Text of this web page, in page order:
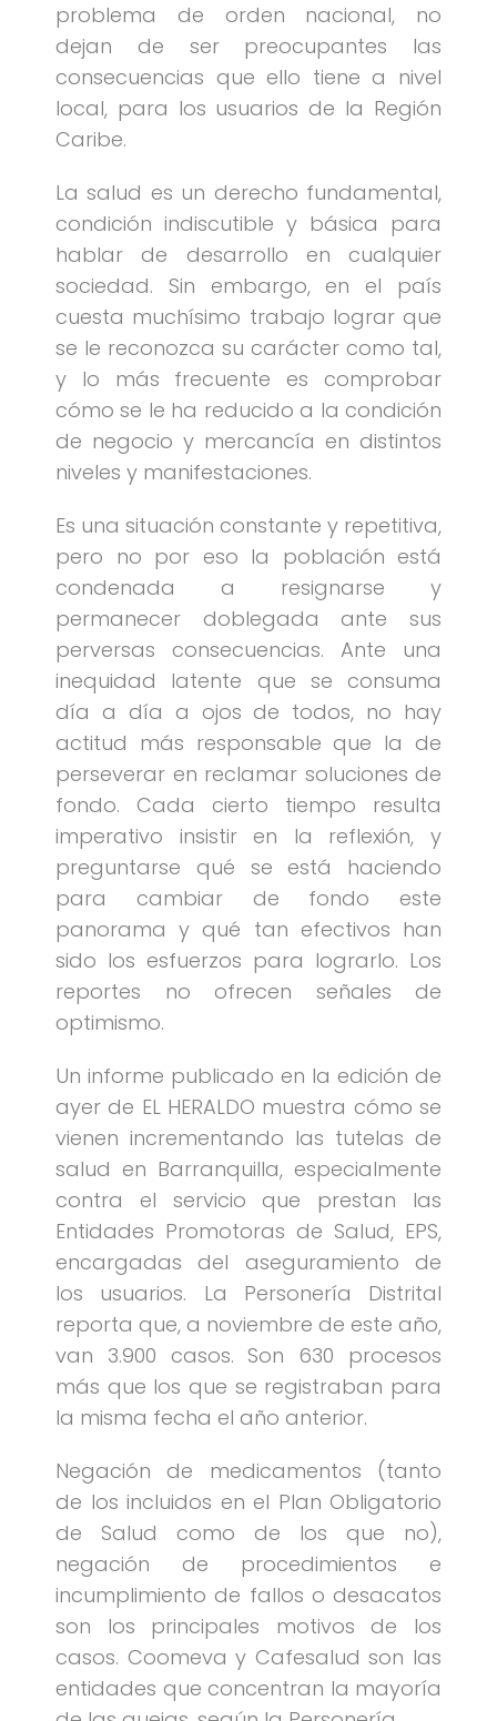
problema de orden nacional, no
dejan de ser preocupantes las
consecuencias que ello tiene a nivel
local, para los usuarios de la Región
Caribe.
La salud es un derecho fundamental,
condición indiscutible y básica para
hablar de desarrollo en cualquier
sociedad. Sin embargo, en el país
cuesta muchísimo trabajo lograr que
se le reconozca su carácter como tal,
y lo más frecuente es comprobar
cómo se le ha reducido a la condición
de negocio y mercancía en distintos
niveles y manifestaciones.
Es una situación constante y repetitiva,
pero no por eso la población está
condenada a resignarse y
permanecer doblegada ante sus
perversas consecuencias. Ante una
inequidad latente que se consuma
día a día a ojos de todos, no hay
actitud más responsable que la de
perseverar en reclamar soluciones de
fondo. Cada cierto tiempo resulta
imperativo insistir en la reflexión, y
preguntarse qué se está haciendo
para cambiar de fondo este
panorama y qué tan efectivos han
sido los esfuerzos para lograrlo. Los
reportes no ofrecen señales de
optimismo.
Un informe publicado en la edición de
ayer de EL HERALDO muestra cómo se
vienen incrementando las tutelas de
salud en Barranquilla, especialmente
contra el servicio que prestan las
Entidades Promotoras de Salud, EPS,
encargadas del aseguramiento de
los usuarios. La Personería Distrital
reporta que, a noviembre de este año,
van 3.900 casos. Son 630 procesos
más que los que se registraban para
la misma fecha el año anterior.
Negación de medicamentos (tanto
de los incluidos en el Plan Obligatorio
de Salud como de los que no),
negación de procedimientos e
incumplimiento de fallos o desacatos
son los principales motivos de los
casos. Coomeva y Cafesalud son las
entidades que concentran la mayoría